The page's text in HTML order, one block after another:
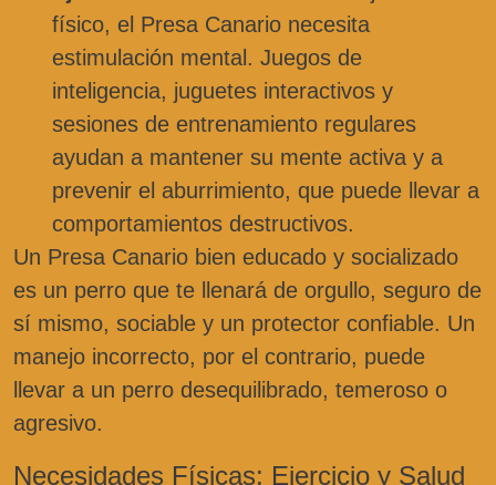
físico, el Presa Canario necesita
estimulación mental. Juegos de
inteligencia, juguetes interactivos y
sesiones de entrenamiento regulares
ayudan a mantener su mente activa y a
prevenir el aburrimiento, que puede llevar a
comportamientos destructivos.
Un Presa Canario bien educado y socializado
es un perro que te llenará de orgullo, seguro de
sí mismo, sociable y un protector confiable. Un
manejo incorrecto, por el contrario, puede
llevar a un perro desequilibrado, temeroso o
agresivo.
Necesidades Físicas: Ejercicio y Salud